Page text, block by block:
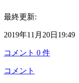
最終更新:
2019年11月20日19:49
コメント 0 件
コメント